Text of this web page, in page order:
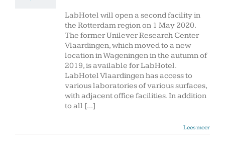
LabHotel will open a second facility in
the Rotterdam region on 1 May 2020.
The former Unilever Research Center
Vlaardingen, which moved to a new
location in Wageningen in the autumn of
2019, is available for LabHotel.
LabHotel Vlaardingen has access to
various laboratories of various surfaces,
with adjacent office facilities. In addition
to all [...]
Lees meer